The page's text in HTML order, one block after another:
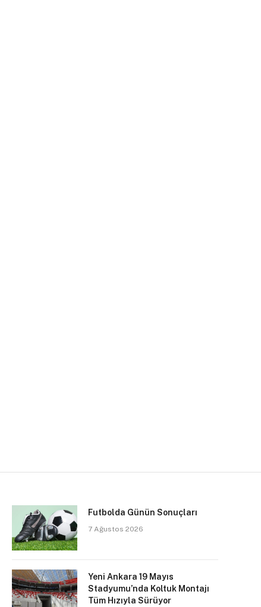
Futbolda Günün Sonuçları
7 Ağustos 2026
Yeni Ankara 19 Mayıs
Stadyumu’nda Koltuk Montajı
Tüm Hızıyla Sürüyor